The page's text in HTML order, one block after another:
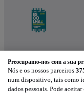
Preocupamo-nos com a sua
Nós e os nossos parceiros
num dispositivo, tais como
dados pessoais. Pode